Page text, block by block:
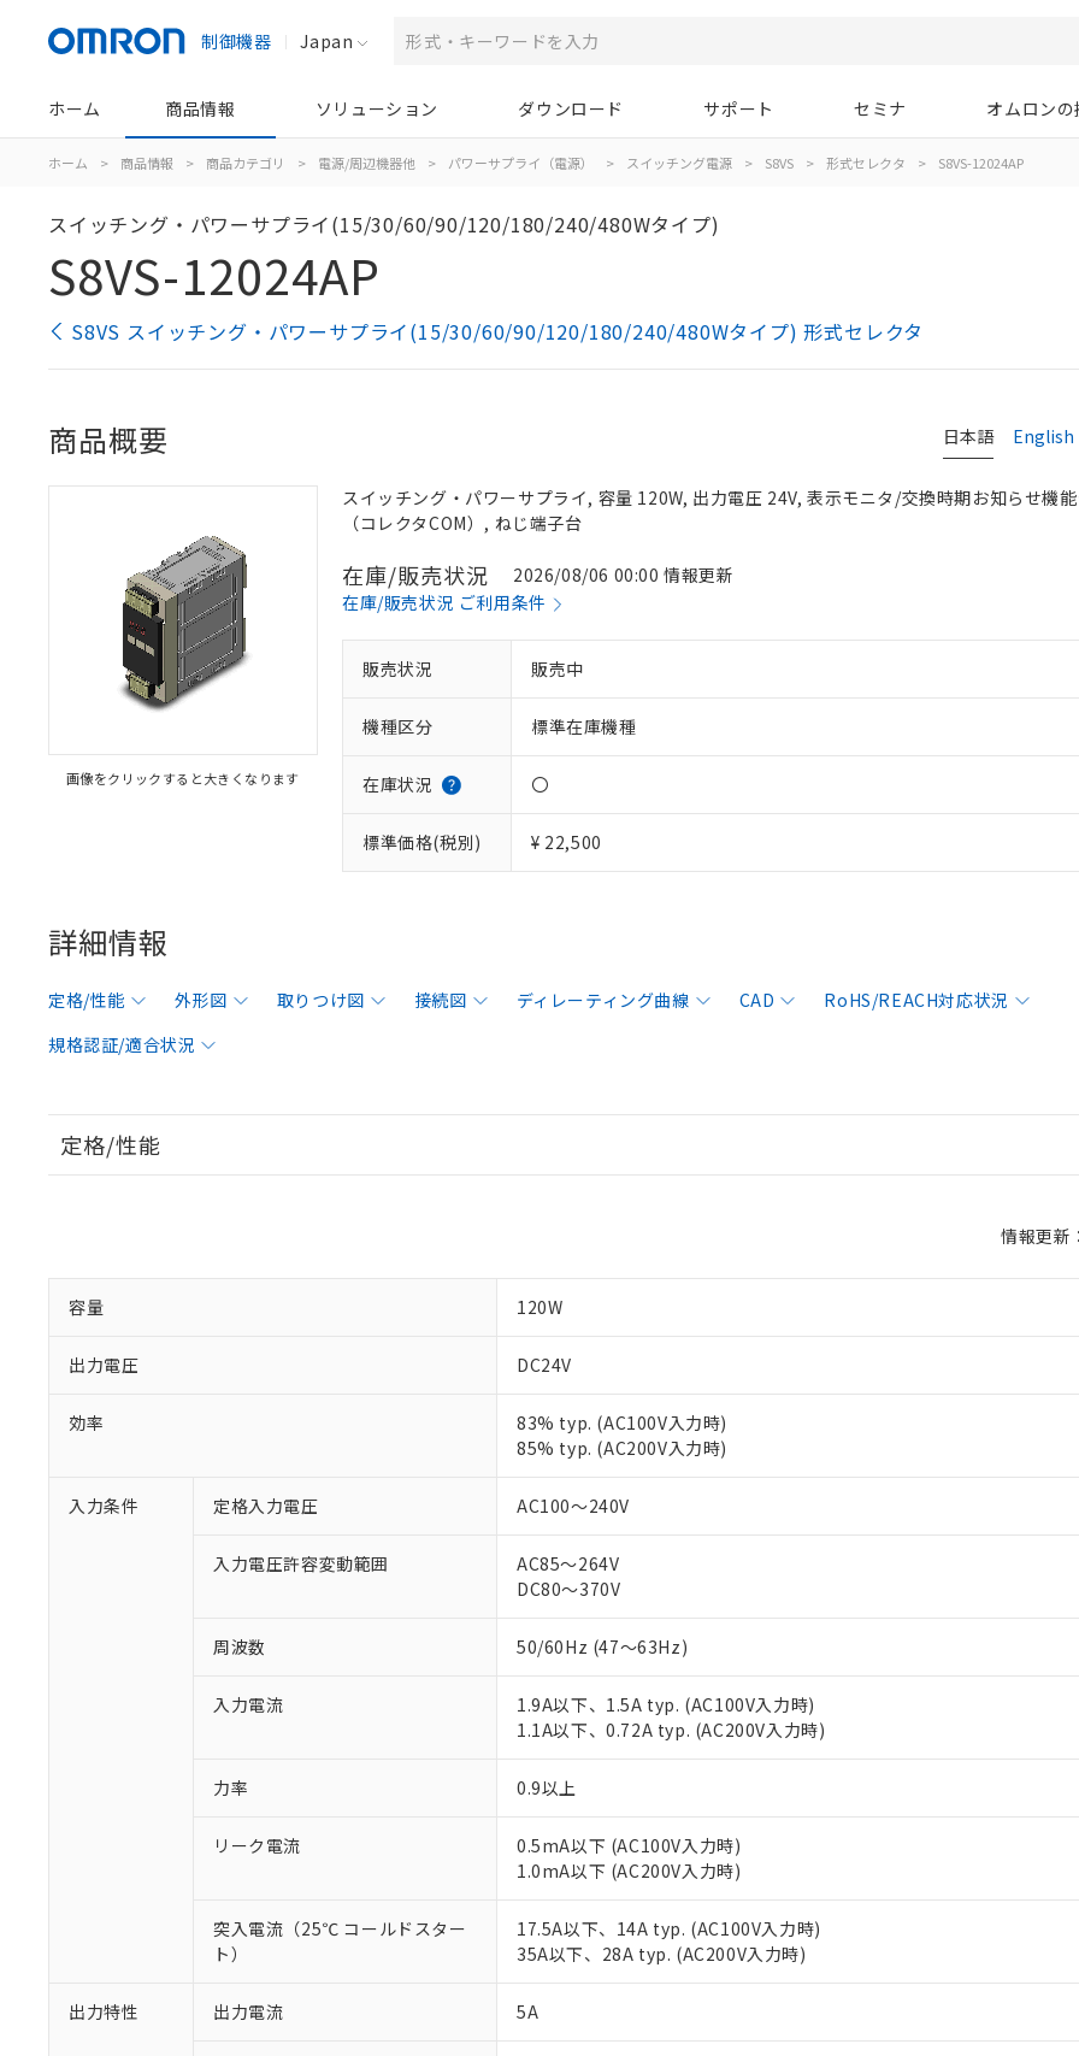
制御機器 Japan
ホーム 商品情報 ソリューション ダウンロード サポート セミナ オムロン
ホーム > 商品情報 > 商品カテゴリ > 電源/周辺機器他 > パワーサプライ（電源） > スイッチング電源 > S8VS > 形式セレクタ > S8VS-12024AP
スイッチング・パワーサプライ(15/30/60/90/120/180/240/480Wタイプ)
S8VS-12024AP
S8VS スイッチング・パワーサプライ(15/30/60/90/120/180/240/480Wタイプ) 形式セレクタ
日本語 English
商品概要
画像をクリックすると大きくなります
スイッチング・パワーサプライ, 容量 120W, 出力電圧 24V, 表示モニタ/交換時期お知らせ機
（コレクタCOM）, ねじ端子台
在庫/販売状況
2026/08/06 00:00 情報更新
在庫/販売状況 ご利用条件
販売状況 販売中
機種区分 標準在庫機種
在庫状況 〇
標準価格(税別) ¥ 22,500
詳細情報
定格/性能 外形図 取りつけ図 接続図 ディレーティング曲線 CAD
RoHS/REACH対応状況
規格認証/適合状況
定格/性能
情報更
容量 120W
出力電圧 DC24V
効率
83% typ. (AC100V入力時)
85% typ. (AC200V入力時)
入力条件 定格入力電圧 AC100～240V
入力電圧許容変動範囲
AC85～264V
DC80～370V
周波数 50/60Hz (47～63Hz)
入力電流
1.9A以下、1.5A typ. (AC100V入力時)
1.1A以下、0.72A typ. (AC200V入力時)
力率 0.9以上
リーク電流
0.5mA以下 (AC100V入力時)
1.0mA以下 (AC200V入力時)
突入電流（25℃ コールドスター
ト）
17.5A以下、14A typ. (AC100V入力時)
35A以下、28A typ. (AC200V入力時)
出力特性 出力電流 5A